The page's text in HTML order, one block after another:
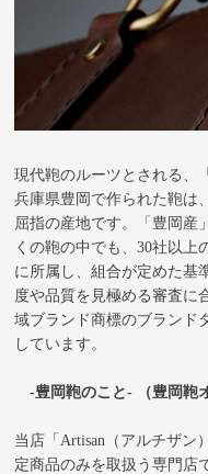
現代鞄のルーツとされる、
兵庫県豊岡で作られた鞄は
屈指の産地です。「豊岡産
くの鞄の中でも、30社以上
に所属し、組合が定めた基
度や品質を見極める審査に
域ブランド商標のブランド
しています。
-豊岡鞄のこと- （豊岡鞄
当店「Artisan（アルチザン
定商品のみを取扱う専門店